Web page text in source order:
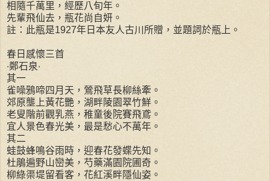
相隨千萬里，經歷八旬年。
先輩飛仙去，瓶花尚自妍。
註：此瓶是1927年日本友人古川所贈，並題詞於瓶上。
春日感懷三首
‧鄭石泉‧
其一
雀噪鴉啼四月天，鶯飛草長柳絲牽。
郊原壟上黃花艷，湖畔陵園翠竹鮮。
老叟階前觀乳燕，稚童後院賽飛鳶。
宜人景色春光美，最是愁心不萬年。
其二
蛙鼓蜂鳴谷雨時，迎春花發蝶先知。
杜鵑遍野山巒美，芍藥滿園院圃奇。
柳綠渠堤留看客，花紅溪畔隱仙姿。